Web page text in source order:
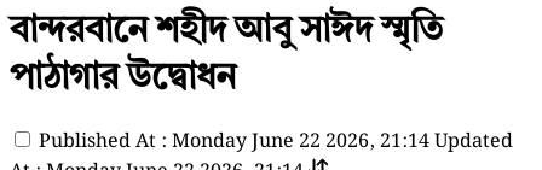
বান্দরবানে শহীদ আবু সাঈদ স্মৃতি
পাঠাগার উদ্বোধন
Published At : Monday June 22 2026, 21:14Updated